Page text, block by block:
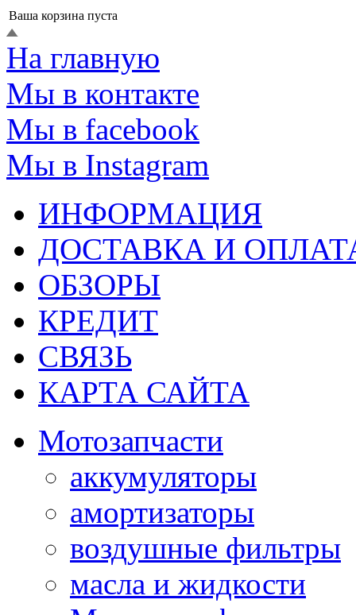
Ваша корзина пуста
На главную
Мы в контакте
Мы в facebook
Мы в Instagram
ИНФОРМАЦИЯ
ДОСТАВКА И
ОБЗОРЫ
КРЕДИТ
СВЯЗЬ
КАРТА САЙТА
Мотозапчасти
аккумуляторы
амортизаторы
воздушные фильтры
масла и жидкости